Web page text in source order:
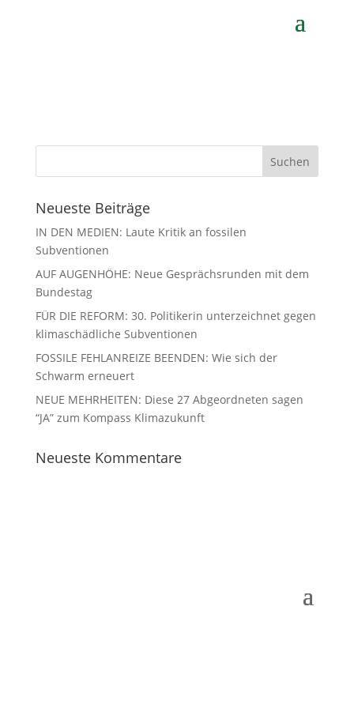
Neueste Beiträge
IN DEN MEDIEN: Laute Kritik an fossilen
Subventionen
AUF AUGENHÖHE: Neue Gesprächsrunden mit dem
Bundestag
FÜR DIE REFORM: 30. Politikerin unterzeichnet gegen
klimaschädliche Subventionen
FOSSILE FEHLANREIZE BEENDEN: Wie sich der
Schwarm erneuert
NEUE MEHRHEITEN: Diese 27 Abgeordneten sagen
“JA” zum Kompass Klimazukunft
Neueste Kommentare